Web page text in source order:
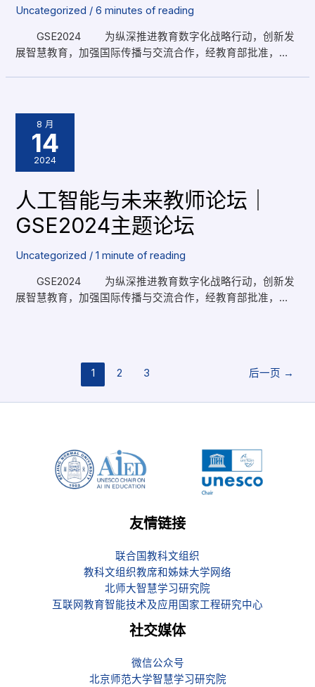
Uncategorized /6 minutes of reading
GSE2024 为纵深推进教育数字化战略行动，创新发
展智慧教育，加强国际传播与交流合作，经教育部批准，…
8 月
14
2024
人工智能与未来教师论坛｜
GSE2024主题论坛
Uncategorized /1 minute of reading
GSE2024 为纵深推进教育数字化战略行动，创新发
展智慧教育，加强国际传播与交流合作，经教育部批准，…
1 2 3 后一页 →
友情链接
联合国教科文组织
教科文组织教席和姊妹大学网络
北师大智慧学习研究院
互联网教育智能技术及应用国家工程研究中心
社交媒体
微信公众号
北京师范大学智慧学习研究院